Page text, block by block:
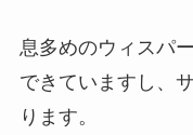
息多めのウィスパ
できていますし、
ります。